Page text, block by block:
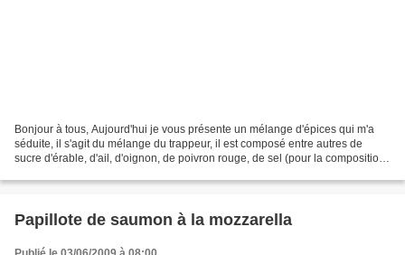
Bonjour à tous, Aujourd'hui je vous présente un mélange d'épices qui m'a
séduite, il s'agit du mélange du trappeur, il est composé entre autres de
sucre d'érable, d'ail, d'oignon, de poivron rouge, de sel (pour la composition
Papillote de saumon à la mozzarella